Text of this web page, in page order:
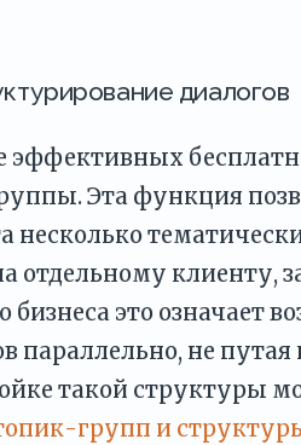
диалогов
эффективных
Эта функция
несколько
отдельному клиенту,
бизнеса это означает
параллельно, не
такой структуры
групп и